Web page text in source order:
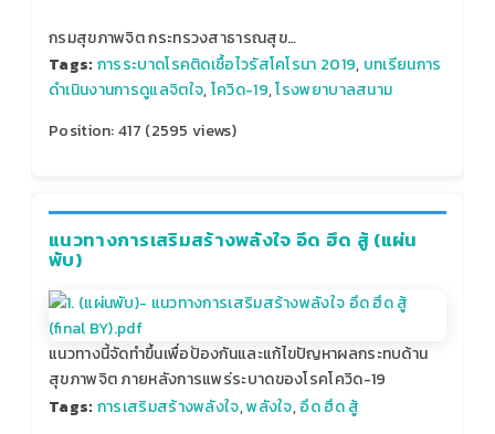
กรมสุขภาพจิต กระทรวงสาธารณสุข…
Tags: การระบาดโรคติดเชื้อไวรัสโคโรนา 2019, บทเรียนการ
ดำเนินงานการดูแลจิตใจ,โควิด-19,โรงพยาบาลสนาม
Position:417 (2595 views)
แนวทางการเสริมสร้างพลังใจ อึด ฮึด สู้ (แผ่น
พับ)
แนวทางนี้จัดทำขึ้นเพื่อป้องกันและแก้ไขปัญหาผลกระทบด้าน
สุขภาพจิต ภายหลังการแพร่ระบาดของโรคโควิด-19
Tags: การเสริมสร้างพลังใจ,พลังใจ,อึด ฮึด สู้